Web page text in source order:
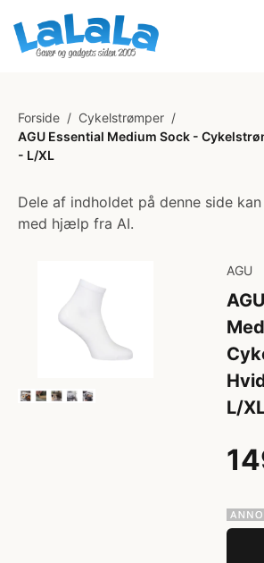
Forside / Cykelstrømper /
AGU Essential Medium Sock -
- L/XL
Dele af indholdet på denne side
med hjælp fra AI.
AGU
L/